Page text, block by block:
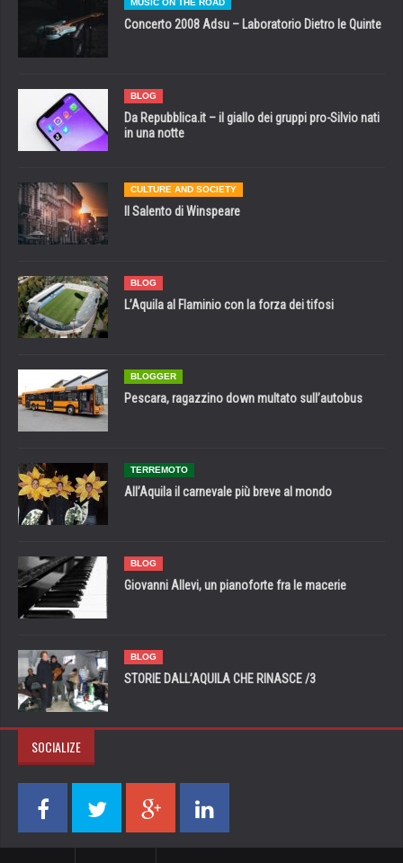
MUSIC ON THE ROAD
Concerto 2008 Adsu – Laboratorio Dietro le Quinte
BLOG
Da Repubblica.it – il giallo dei gruppi pro-Silvio nati
in una notte
CULTURE AND SOCIETY
Il Salento di Winspeare
BLOG
L’Aquila al Flaminio con la forza dei tifosi
BLOGGER
Pescara, ragazzino down multato sull’autobus
TERREMOTO
All’Aquila il carnevale più breve al mondo
BLOG
Giovanni Allevi, un pianoforte fra le macerie
BLOG
STORIE DALL’AQUILA CHE RINASCE /3
SOCIALIZE